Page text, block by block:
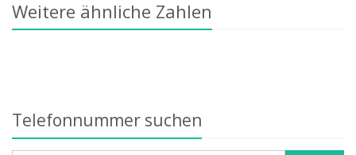
Weitere ähnliche Zahlen
Telefonnummer suchen